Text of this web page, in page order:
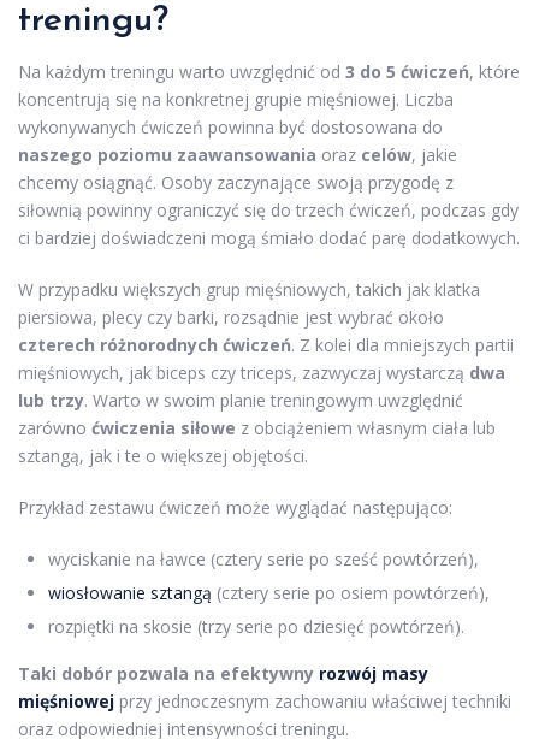
treningu?
Na każdym treningu warto uwzględnić od 3 do 5 ćwiczeń, które
koncentrują się na konkretnej grupie mięśniowej. Liczba
wykonywanych ćwiczeń powinna być dostosowana do
naszego poziomu zaawansowania oraz celów, jakie
chcemy osiągnąć. Osoby zaczynające swoją przygodę z
siłownią powinny ograniczyć się do trzech ćwiczeń, podczas gdy
ci bardziej doświadczeni mogą śmiało dodać parę dodatkowych.
W przypadku większych grup mięśniowych, takich jak klatka
piersiowa, plecy czy barki, rozsądnie jest wybrać około
czterech różnorodnych ćwiczeń. Z kolei dla mniejszych partii
mięśniowych, jak biceps czy triceps, zazwyczaj wystarczą dwa
lub trzy. Warto w swoim planie treningowym uwzględnić
zarówno ćwiczenia siłowe z obciążeniem własnym ciała lub
sztangą, jak i te o większej objętości.
Przykład zestawu ćwiczeń może wyglądać następująco:
wyciskanie na ławce (cztery serie po sześć powtórzeń),
wiosłowanie sztangą (cztery serie po osiem powtórzeń),
rozpiętki na skosie (trzy serie po dziesięć powtórzeń).
Taki dobór pozwala na efektywny rozwój masy
mięśniowej przy jednoczesnym zachowaniu właściwej techniki
oraz odpowiedniej intensywności treningu.